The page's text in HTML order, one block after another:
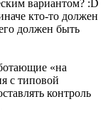
вариантом? :D
кто-то должен
должен быть
«на
с типовой
контроль